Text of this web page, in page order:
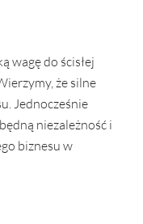
wagę do ścisłej
że silne
Jednocześnie
niezależność i
biznesu w